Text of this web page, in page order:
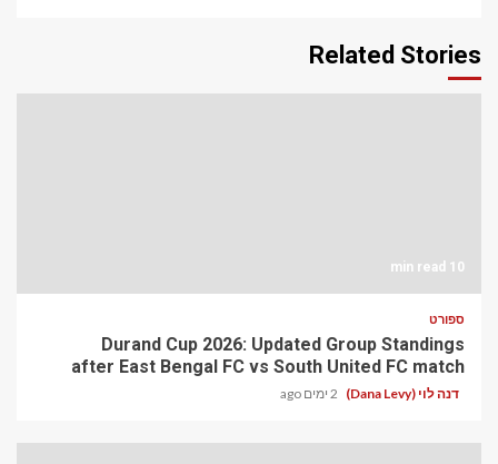
Related Stories
10 min read
ספורט
Durand Cup 2026: Updated Group Standings
after East Bengal FC vs South United FC match
דנה לוי (Dana Levy) 2 ימים ago